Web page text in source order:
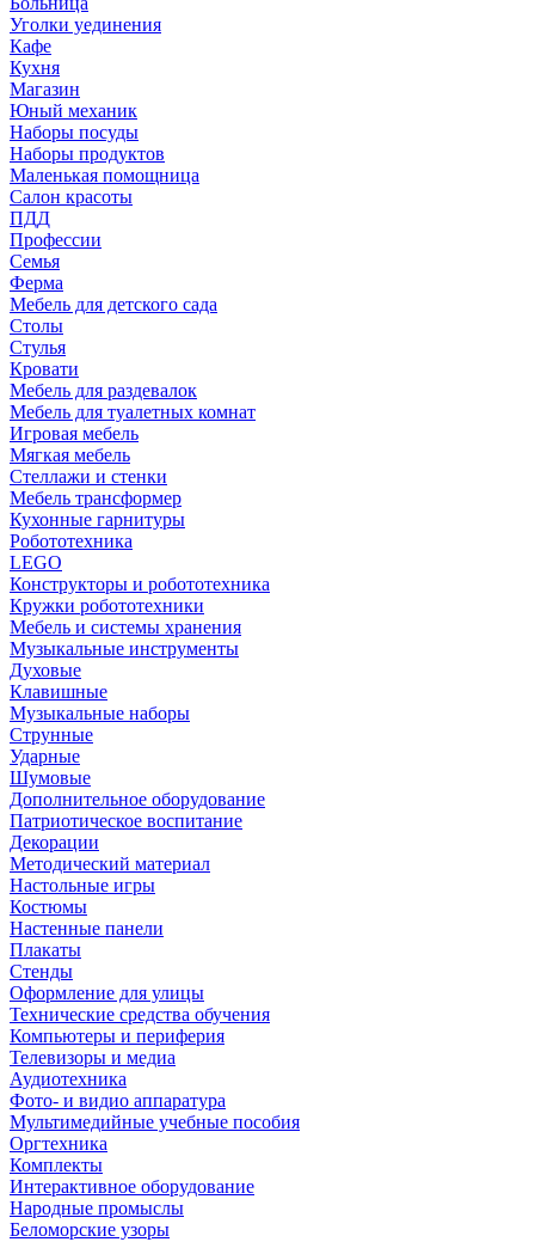
Уголки уединения
Кафе
Кухня
Магазин
Юный механик
Наборы посуды
Наборы продуктов
Маленькая помощница
Салон красоты
ПДД
Профессии
Семья
Ферма
Мебель для детского сада
Столы
Cтулья
Кровати
Мебель для раздевалок
Мебель для туалетных комнат
Игровая мебель
Мягкая мебель
Стеллажи и стенки
Мебель трансформер
Кухонные гарнитуры
Робототехника
LEGO
Конструкторы и робототехника
Кружки робототехники
Мебель и системы хранения
Музыкальные инструменты
Духовые
Клавишные
Музыкальные наборы
Струнные
Ударные
Шумовые
Дополнительное оборудование
Патриотическое воспитание
Декорации
Методический материал
Настольные игры
Костюмы
Настенные панели
Плакаты
Стенды
Оформление для улицы
Технические средства обучения
Компьютеры и периферия
Телевизоры и медиа
Аудиотехника
Фото- и видио аппаратура
Мультимедийные учебные пособия
Оргтехника
Комплекты
Интерактивное оборудование
Народные промыслы
Беломорские узоры